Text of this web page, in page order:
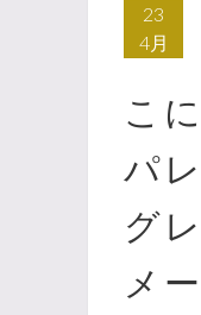
23
4月
こ
パ
グ
メ